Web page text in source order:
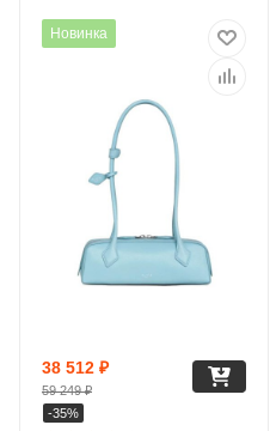
Новинка
38 512 ₽
59 249₽
-35%